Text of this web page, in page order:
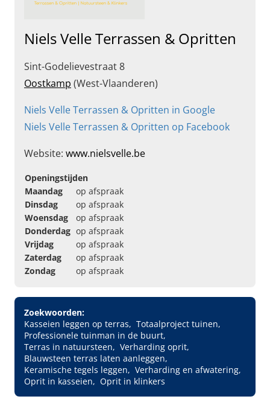
Niels Velle Terrassen & Opritten
Sint-Godelievestraat 8
Oostkamp (West-Vlaanderen)
Niels Velle Terrassen & Opritten in Google
Niels Velle Terrassen & Opritten op Facebook
Website: www.nielsvelle.be
Openingstijden
Maandag
op afspraak
Dinsdag
op afspraak
Woensdag
op afspraak
Donderdag op afspraak
Vrijdag
op afspraak
Zaterdag
op afspraak
Zondag
op afspraak
Zoekwoorden:
Kasseien leggen op terras
Totaalproject tuinen
Professionele tuinman in de buurt
Terras in natuursteen
Verharding oprit
Blauwsteen terras laten aanleggen
Keramische tegels leggen
Verharding en afwatering
Oprit in kasseien
Oprit in klinkers